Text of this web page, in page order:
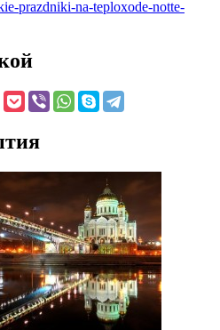
prazdniki-na-teploxode-notte-